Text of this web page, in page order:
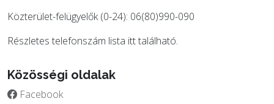
Közterület-felügyelők (0-24): 06(80)990-090
Részletes telefonszám lista itttalálható.
Közösségi oldalak
Facebook